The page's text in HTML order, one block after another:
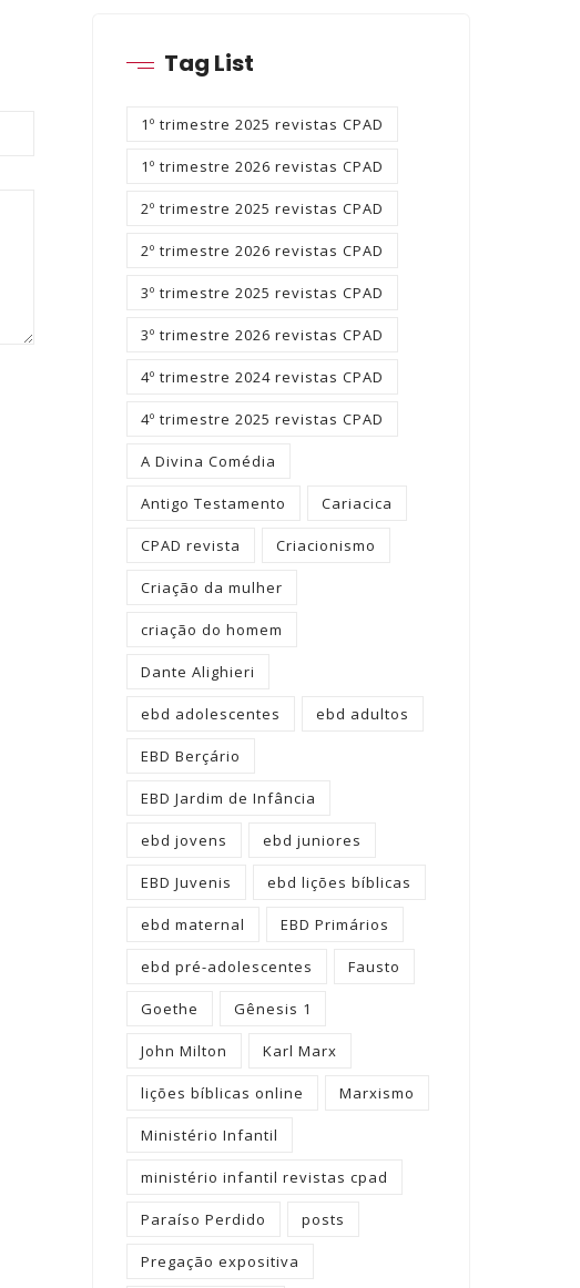
Tag List
1º trimestre 2025 revistas CPAD
1º trimestre 2026 revistas CPAD
2º trimestre 2025 revistas CPAD
2º trimestre 2026 revistas CPAD
3º trimestre 2025 revistas CPAD
3º trimestre 2026 revistas CPAD
4º trimestre 2024 revistas CPAD
4º trimestre 2025 revistas CPAD
A Divina Comédia
Antigo Testamento Cariacica
CPAD revista Criacionismo
Criação da mulher
criação do homem
Dante Alighieri
ebd adolescentes ebd adultos
EBD Berçário
EBD Jardim de Infância
ebd jovens ebd juniores
EBD Juvenis ebd lições bíblicas
ebd maternal EBD Primários
ebd pré-adolescentes Fausto
Goethe Gênesis 1
John Milton Karl Marx
lições bíblicas online Marxismo
Ministério Infantil
ministério infantil revistas cpad
Paraíso Perdido posts
Pregação expositiva